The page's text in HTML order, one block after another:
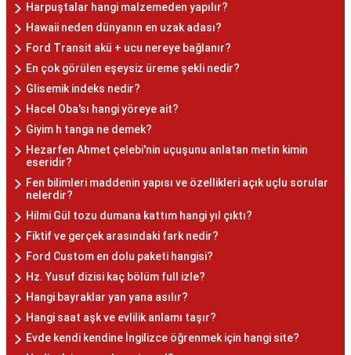
Harpuştalar hangi malzemeden yapılır?
Hawaii neden dünyanın en uzak adası?
Ford Transit akü + ucu nereye bağlanır?
En çok görülen eşeysiz üreme şekli nedir?
Glisemik indeks nedir?
Hacel Oba'sı hangi yöreye ait?
Giyim h tanga ne demek?
Hezarfen Ahmet çelebi'nin uçuşunu anlatan metin kimin
eseridir?
Fen bilimleri maddenin yapısı ve özellikleri açık uçlu sorular
nelerdir?
Hilmi Gül tozu dumana kattım hangi yıl çıktı?
Fiktif ve gerçek arasındaki fark nedir?
Ford Custom en dolu paketi hangisi?
Hz. Yusuf dizisi kaç bölüm full izle?
Hangi bayraklar yan yana asılır?
Hangi saat aşk ve evlilik anlamı taşır?
Evde kendi kendine İngilizce öğrenmek için hangi site?